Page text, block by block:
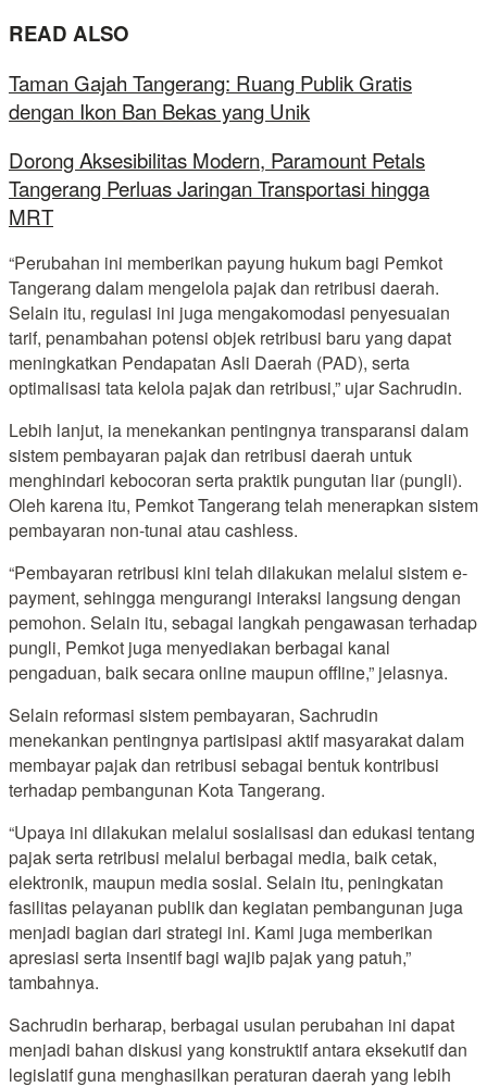
READ ALSO
Taman Gajah Tangerang: Ruang Publik Gratis
dengan Ikon Ban Bekas yang Unik
Dorong Aksesibilitas Modern, Paramount Petals
Tangerang Perluas Jaringan Transportasi hingga
MRT
“Perubahan ini memberikan payung hukum bagi Pemkot
Tangerang dalam mengelola pajak dan retribusi daerah.
Selain itu, regulasi ini juga mengakomodasi penyesuaian
tarif, penambahan potensi objek retribusi baru yang dapat
meningkatkan Pendapatan Asli Daerah (PAD), serta
optimalisasi tata kelola pajak dan retribusi,” ujar Sachrudin.
Lebih lanjut, ia menekankan pentingnya transparansi dalam
sistem pembayaran pajak dan retribusi daerah untuk
menghindari kebocoran serta praktik pungutan liar (pungli).
Oleh karena itu, Pemkot Tangerang telah menerapkan sistem
pembayaran non-tunai atau cashless.
“Pembayaran retribusi kini telah dilakukan melalui sistem e-
payment, sehingga mengurangi interaksi langsung dengan
pemohon. Selain itu, sebagai langkah pengawasan terhadap
pungli, Pemkot juga menyediakan berbagai kanal
pengaduan, baik secara online maupun offline,” jelasnya.
Selain reformasi sistem pembayaran, Sachrudin
menekankan pentingnya partisipasi aktif masyarakat dalam
membayar pajak dan retribusi sebagai bentuk kontribusi
terhadap pembangunan Kota Tangerang.
“Upaya ini dilakukan melalui sosialisasi dan edukasi tentang
pajak serta retribusi melalui berbagai media, baik cetak,
elektronik, maupun media sosial. Selain itu, peningkatan
fasilitas pelayanan publik dan kegiatan pembangunan juga
menjadi bagian dari strategi ini. Kami juga memberikan
apresiasi serta insentif bagi wajib pajak yang patuh,”
tambahnya.
Sachrudin berharap, berbagai usulan perubahan ini dapat
menjadi bahan diskusi yang konstruktif antara eksekutif dan
legislatif guna menghasilkan peraturan daerah yang lebih